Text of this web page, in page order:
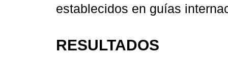
establecidos en guías
RESULTADOS